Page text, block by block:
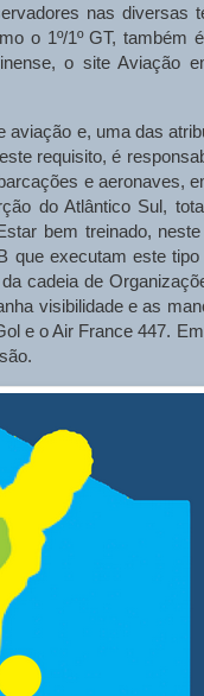
nas diversas
o 1º/1º GT, também
o site Aviação
e, uma das
requisito, é
e aeronaves,
do Atlântico Sul,
bem treinado,
que executam este
cadeia de
visibilidade e as
e o Air France 447.